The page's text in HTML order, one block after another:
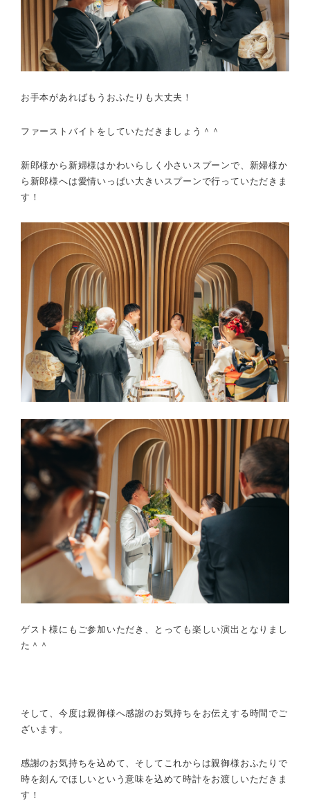
お手本があればもうおふたりも大丈夫！
ファーストバイトをしていただきましょう＾＾
新郎様から新婦様はかわいらしく小さいスプーンで、新婦様か
ら新郎様へは愛情いっぱい大きいスプーンで行っていただきま
す！
ゲスト様にもご参加いただき、とっても楽しい演出となりまし
た＾＾
そして、今度は親御様へ感謝のお気持ちをお伝えする時間でご
ざいます。
感謝のお気持ちを込めて、そしてこれからは親御様おふたりで
時を刻んでほしいという意味を込めて時計をお渡しいただきま
す！